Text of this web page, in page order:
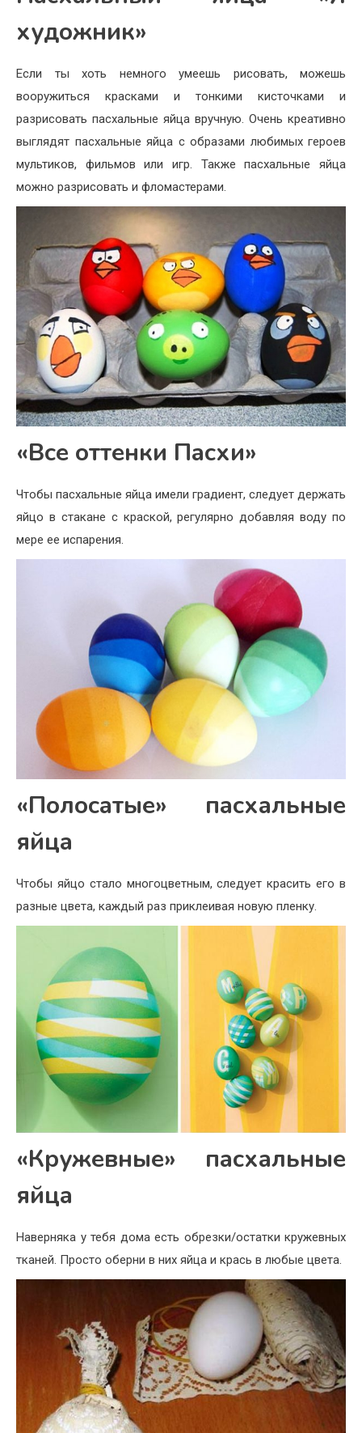
художник»
Если ты хоть немного умеешь рисовать, можешь
вооружиться красками и тонкими кисточками и
разрисовать пасхальные яйца вручную. Очень креативно
выглядят пасхальные яйца с образами любимых героев
мультиков, фильмов или игр. Также пасхальные яйца
можно разрисовать и фломастерами.
«Все оттенки Пасхи»
Чтобы пасхальные яйца имели градиент, следует держать
яйцо в стакане с краской, регулярно добавляя воду по
мере ее испарения.
«Полосатые» пасхальные
яйца
Чтобы яйцо стало многоцветным, следует красить его в
разные цвета, каждый раз приклеивая новую пленку.
«Кружевные» пасхальные
яйца
Наверняка у тебя дома есть обрезки/остатки кружевных
тканей. Просто оберни в них яйца и крась в любые цвета.